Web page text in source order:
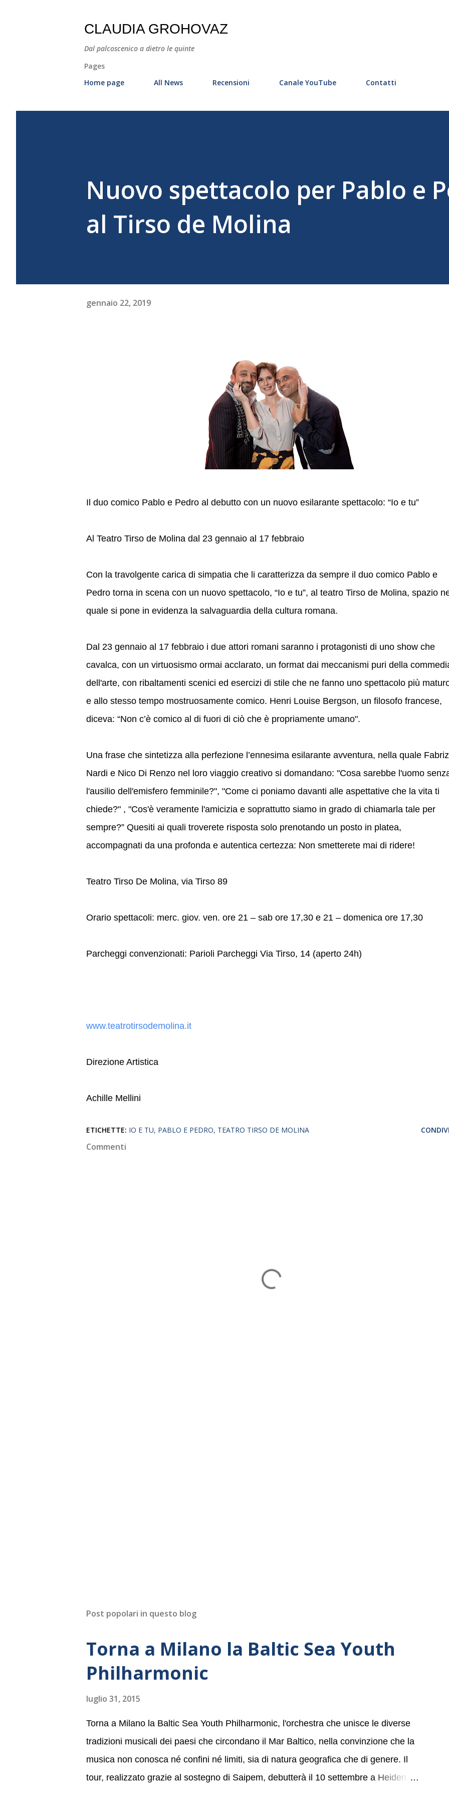
CLAUDIA GROHOVAZ
Dal palcoscenico a dietro le quinte
Pages
Home page
All News Recensioni Canale YouTube Contatti
Nuovo spettacolo per Pablo e
al Tirso de Molina
gennaio 22, 2019
Il duo comico Pablo e Pedro al debutto con un nuovo esilarante spettacolo: “Io e tu”
Al Teatro Tirso de Molina dal 23 gennaio al 17 febbraio
Con la travolgente carica di simpatia che li caratterizza da sempre il duo comico Pablo e
Pedro torna in scena con un nuovo spettacolo, “Io e tu”, al teatro Tirso de Molina, spazio
quale si pone in evidenza la salvaguardia della cultura romana.
Dal 23 gennaio al 17 febbraio i due attori romani saranno i protagonisti di uno show che
cavalca, con un virtuosismo ormai acclarato, un format dai meccanismi puri della
dell'arte, con ribaltamenti scenici ed esercizi di stile che ne fanno uno spettacolo più
e allo stesso tempo mostruosamente comico. Henri Louise Bergson, un filosofo francese,
diceva: “Non c’è comico al di fuori di ciò che è propriamente umano".
Una frase che sintetizza alla perfezione l’ennesima esilarante avventura, nella quale
Nardi e Nico Di Renzo nel loro viaggio creativo si domandano: "Cosa sarebbe l'uomo
l'ausilio dell'emisfero femminile?", "Come ci poniamo davanti alle aspettative che la vita ti
chiede?" , "Cos'è veramente l'amicizia e soprattutto siamo in grado di chiamarla tale per
sempre?” Quesiti ai quali troverete risposta solo prenotando un posto in platea,
accompagnati da una profonda e autentica certezza: Non smetterete mai di ridere!
Teatro Tirso De Molina, via Tirso 89
Orario spettacoli: merc. giov. ven. ore 21 – sab ore 17,30 e 21 – domenica ore 17,30
Parcheggi convenzionati: Parioli Parcheggi Via Tirso, 14 (aperto 24h)
www.teatrotirsodemolina.it
Direzione Artistica
Achille Mellini
ETICHETTE: IO E TU PABLO E PEDRO TEATRO TIRSO DE MOLINA
Commenti
Post popolari in questo blog
Torna a Milano la Baltic Sea Youth
Philharmonic
luglio 31, 2015
Torna a Milano la Baltic Sea Youth Philharmonic, l'orchestra che unisce le diverse
tradizioni musicali dei paesi che circondano il Mar Baltico, nella convinzione che la
musica non conosca né confini né limiti, sia di natura geografica che di genere. Il
tour, realizzato grazie al sostegno di Saipem, debutterà il 10 settembre a Heiden, in